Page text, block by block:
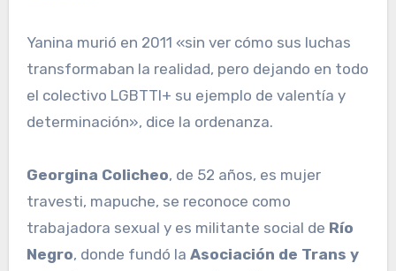
Yanina murió en 2011 «sin ver cómo sus luchas
transformaban la realidad, pero dejando en todo
el colectivo LGBTTI+ su ejemplo de valentía y
determinación», dice la ordenanza.
Georgina Colicheo, de 52 años, es mujer
travesti, mapuche, se reconoce como
trabajadora sexual y es militante social de Río
Negro, donde fundó la Asociación de Trans y